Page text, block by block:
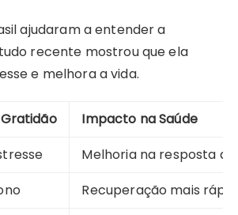
ajudaram a entender a
recente mostrou que ela
e melhora a vida.
Impacto na Saúde
Melhoria na resposta
Recuperação mais